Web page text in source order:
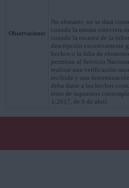
Observaciones
No obstante, no se dará
cuando la misma estuviera
cuando la escasez de la
descripción excesivamente
hechos o la falta de
permitan al Servicio
realizar una verificación
recibida y una
deba darse a los hechos
resto de supuestos
1/2017, de 6 de abril.